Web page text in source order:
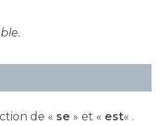
de « se » et « est« .